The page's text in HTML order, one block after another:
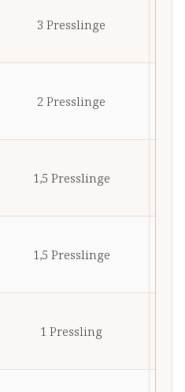
3 Presslinge
2 Presslinge
1,5 Presslinge
1,5 Presslinge
1 Pressling